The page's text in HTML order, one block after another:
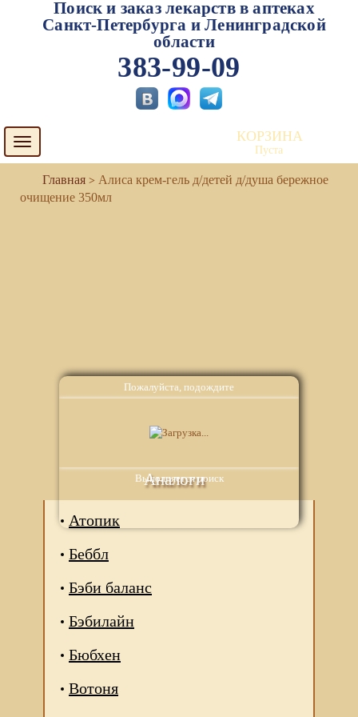
Пожалуйста, подождите
Выполняется поиск
Поиск и заказ лекарств в аптеках
Санкт-Петербурга и Ленинградской
области
383-99-09
Toggle
navigation
КОРЗИНА
Пуста
Алиса крем-гель д/детей д/душа бережное
очищение 350мл
Аналоги
Атопик
Беббл
Бэби баланс
Бэбилайн
Бюбхен
Вотоня